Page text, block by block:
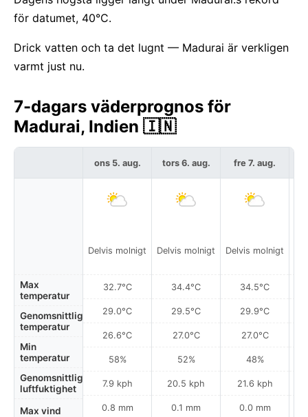
för datumet, 40°C.
Drick vatten och ta det lugnt — Madurai är verkligen
varmt just nu.
7-dagars väderprognos för
Madurai, Indien 🇮🇳
Max
temperatur
Genomsnittlig
temperatur
Min
temperatur
Genomsnittlig
luftfuktighet
Max vind
ons 5. aug.
Delvis molnigt
32.7°C
29.0°C
26.6°C
58%
7.9 kph
0.8 mm
tors 6. aug.
Delvis molnigt
34.4°C
29.5°C
27.0°C
52%
20.5 kph
0.1 mm
fre 7. aug.
Delvis molnigt
34.5°C
29.9°C
27.0°C
48%
21.6 kph
0.0 mm